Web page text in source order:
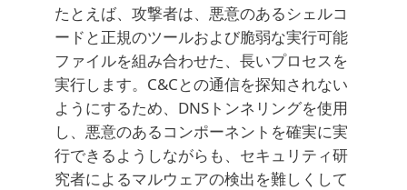
たとえば、攻撃者は、悪意のあるシェルコ
ードと正規のツールおよび脆弱な実行可能
ファイルを組み合わせた、長いプロセスを
実行します。C&Cとの通信を探知されない
ようにするため、DNSトンネリングを使用
し、悪意のあるコンポーネントを確実に実
行できるようしながらも、セキュリティ研
究者によるマルウェアの検出を難しくして